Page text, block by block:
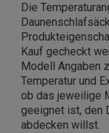
Die
Kauf gecheckt
Modell Angaben
Temperatur und
ob das jeweilige
geeignet ist, den
abdecken willst.